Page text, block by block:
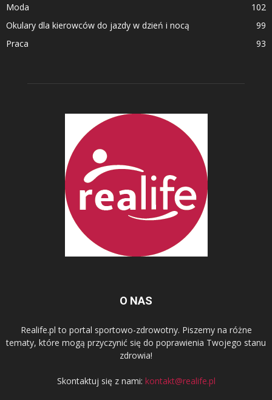
Moda
102
Okulary dla kierowców do jazdy w dzień i nocą
99
Praca
93
O NAS
Realife.pl to portal sportowo-zdrowotny. Piszemy na różne
tematy, które mogą przyczynić się do poprawienia Twojego stanu
zdrowia!
Skontaktuj się z nami: kontakt@realife.pl